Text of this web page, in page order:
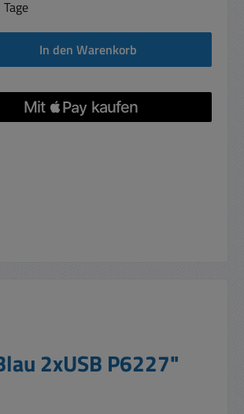
ein oder benutze die Schaltflächen um die
In den Warenkorb
2xUSB P6227"